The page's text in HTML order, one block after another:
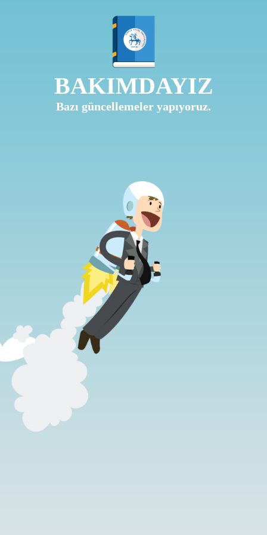
BAKIMDAYIZ
Bazı güncellemeler yapıyoruz.